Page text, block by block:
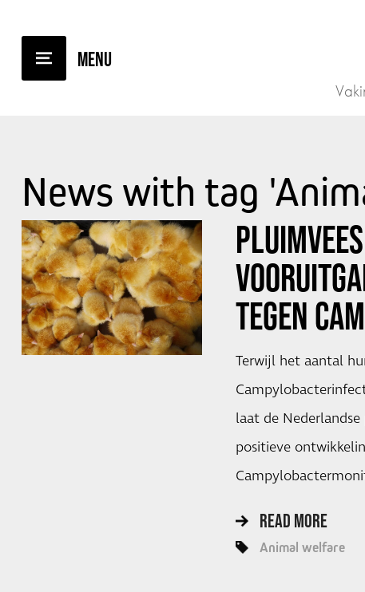
News with tag
TEGEN
Terwijl het aantal
laat de
positieve
READ MORE
Animal welfare